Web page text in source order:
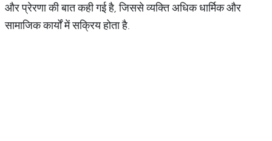
और प्रेरणा की बात कही गई है, जिससे व्यक्ति अधिक धार्मिक और
सामाजिक कार्यों में सक्रिय होता है.